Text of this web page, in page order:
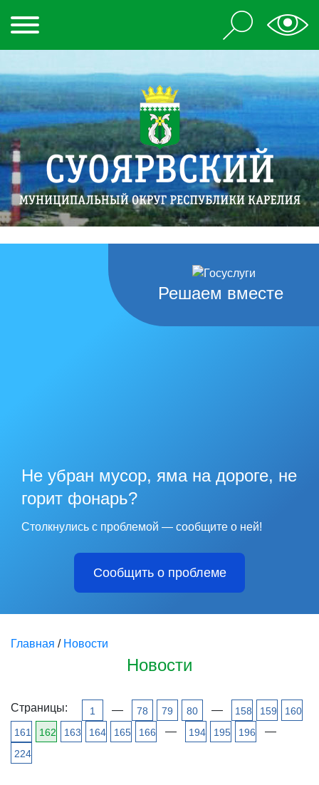
Решаем вместе
Не убран мусор, яма на дороге, не
горит фонарь?
Столкнулись с проблемой — сообщите о ней!
Сообщить о проблеме
Главная / Новости
Новости
Страницы: 1 — 78 79 80 — 158 159
160
161
162 163 164 165 166 — 194 195 196 —
224